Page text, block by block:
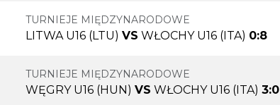
TURNIEJE MIĘDZYNARODOWE
LITWA U16 (LTU) VS WŁOCHY U16 (ITA) 0:8
TURNIEJE MIĘDZYNARODOWE
WĘGRY U16 (HUN) VS WŁOCHY U16 (ITA) 3:0